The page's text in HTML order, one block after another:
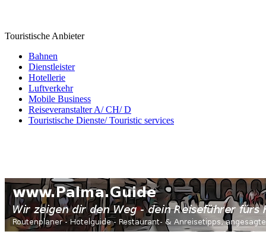
Touristische Anbieter
Bahnen
Dienstleister
Hotellerie
Luftverkehr
Mobile Business
Reiseveranstalter A/ CH/ D
Touristische Dienste/ Touristic services